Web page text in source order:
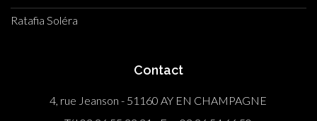
Ratafia Soléra
Contact
4, rue Jeanson - 51160 AY EN CHAMPAGNE